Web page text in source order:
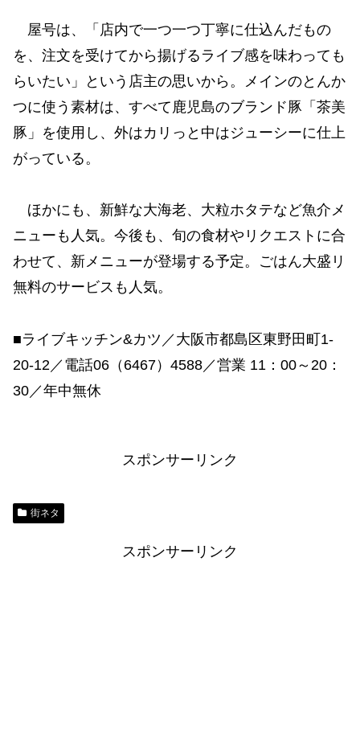
屋号は、「店内で一つ一つ丁寧に仕込んだもの
を、注文を受けてから揚げるライブ感を味わっても
らいたい」という店主の思いから。メインのとんか
つに使う素材は、すべて鹿児島のブランド豚「茶美
豚」を使用し、外はカリっと中はジューシーに仕上
がっている。
ほかにも、新鮮な大海老、大粒ホタテなど魚介メ
ニューも人気。今後も、旬の食材やリクエストに合
わせて、新メニューが登場する予定。ごはん大盛リ
無料のサービスも人気。
■ライブキッチン&カツ／大阪市都島区東野田町1-
20-12／電話06（6467）4588／営業 11：00～20：
30／年中無休
スポンサーリンク
街ネタ
スポンサーリンク